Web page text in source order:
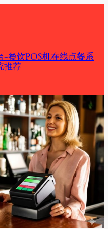
-餐饮POS机在线点餐系
推荐